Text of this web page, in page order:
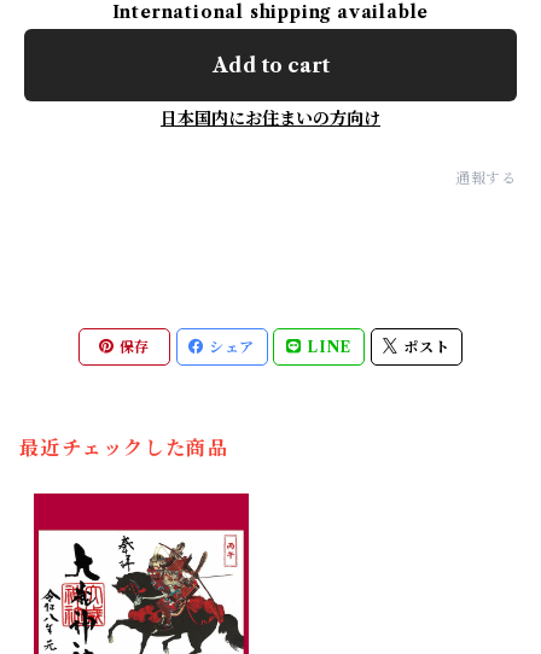
International shipping available
Add to cart
日本国内にお住まいの方向け
通報する
保存 シェア LINE ポスト
最近チェックした商品